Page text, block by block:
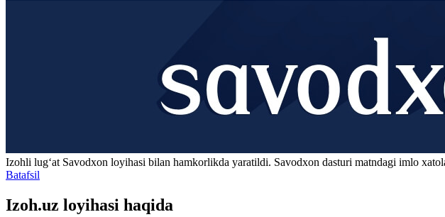
Izohli lugʻat Savodxon loyihasi bilan hamkorlikda yaratildi. Savodxon dasturi matndagi imlo
Batafsil
Izoh.uz loyihasi haqida